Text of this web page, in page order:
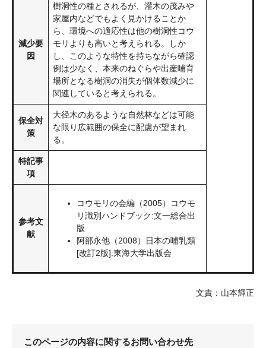
減少要
因
樹洞性の種とされるが、灌木の茂みや
家屋内などでもよく見かけることか
ら、環境への適応性は他の樹洞性コウ
モリよりも高いと考えられる。しか
し、このような特性を持ちながら確認
例は少なく、本来のねぐらや出産哺育
場所となる樹洞の消失が個体数減少に
関連していると考えられる。
保全対
策
大径木のあるような自然林などは可能
な限り広範囲の保全に配慮が望まれ
る。
特記事
項
参考文
献
コウモリの会編（2005）コウモ
リ識別ハンドブック:文一総合出
版
阿部永他（2008）日本の哺乳類
[改訂2版]:東海大学出版会
文責：山本輝正
このページの内容に関するお問い合わせ先